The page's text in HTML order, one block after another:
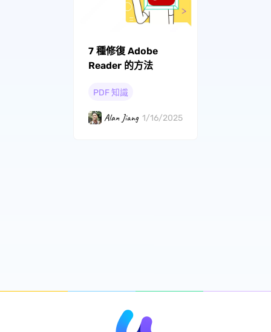
7 種修復 Adob​​e
Reader 的方法
PDF 知識
Alan Jiang 1/16/2025